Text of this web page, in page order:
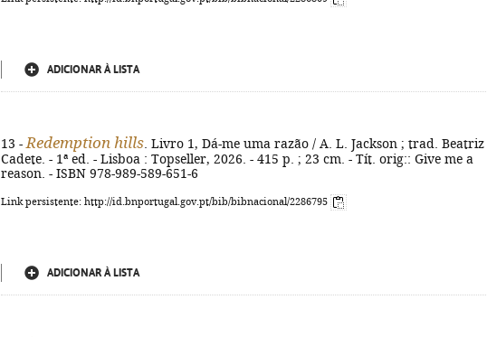
ADICIONAR À LISTA
13 - Redemption hills . Livro 1, Dá-me uma razão / A. L. Jackson ; trad. Beatriz
Cadete. - 1ª ed. - Lisboa : Topseller, 2026. - 415 p. ; 23 cm. - Tít. orig:: Give me a
reason. - ISBN 978-989-589-651-6
Link persistente: http://id.bnportugal.gov.pt/bib/bibnacional/2286795
ADICIONAR À LISTA